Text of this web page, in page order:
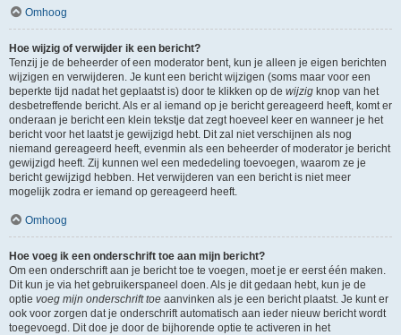
Omhoog
Hoe wijzig of verwijder ik een bericht?
Tenzij je de beheerder of een moderator bent, kun je alleen je eigen berichten
wijzigen en verwijderen. Je kunt een bericht wijzigen (soms maar voor een
beperkte tijd nadat het geplaatst is) door te klikken op de wijzig knop van het
desbetreffende bericht. Als er al iemand op je bericht gereageerd heeft, komt er
onderaan je bericht een klein tekstje dat zegt hoeveel keer en wanneer je het
bericht voor het laatst je gewijzigd hebt. Dit zal niet verschijnen als nog
niemand gereageerd heeft, evenmin als een beheerder of moderator je bericht
gewijzigd heeft. Zij kunnen wel een mededeling toevoegen, waarom ze je
bericht gewijzigd hebben. Het verwijderen van een bericht is niet meer
mogelijk zodra er iemand op gereageerd heeft.
Omhoog
Hoe voeg ik een onderschrift toe aan mijn bericht?
Om een onderschrift aan je bericht toe te voegen, moet je er eerst één maken.
Dit kun je via het gebruikerspaneel doen. Als je dit gedaan hebt, kun je de
optie voeg mijn onderschrift toe aanvinken als je een bericht plaatst. Je kunt er
ook voor zorgen dat je onderschrift automatisch aan ieder nieuw bericht wordt
toegevoegd. Dit doe je door de bijhorende optie te activeren in het